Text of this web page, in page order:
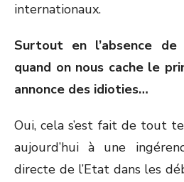
internationaux.
Surtout en l’absence
quand on nous cache le
annonce des idioties…
Oui, cela s’est fait de tout
aujourd’hui à une
directe de l’Etat dans les